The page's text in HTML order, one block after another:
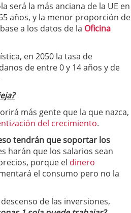
será la más anciana de la UE en
años, y la menor proporción de
a los datos de la Oficina
en 2050 la tasa de
de entre 0 y 14 años y de
más gente que la que nazca,
del crecimiento.
tendrán que soportar los
harán que los salarios sean
porque el dinero
el consumo pero no la
de las inversiones,